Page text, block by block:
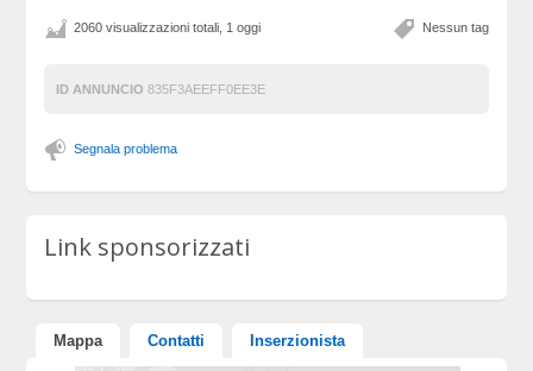
Nessun tag
2060 visualizzazioni totali, 1 oggi
ID ANNUNCIO 835F3AEEFF0EE3E
Segnala problema
Link sponsorizzati
Mappa Contatti Inserzionista